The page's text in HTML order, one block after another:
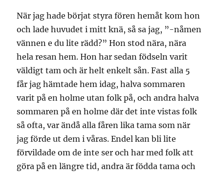
När jag hade börjat styra fören hemåt kom hon
och lade huvudet i mitt knä, så sa jag, ”-nåmen
vännen e du lite rädd?” Hon stod nära, nära
hela resan hem. Hon har sedan födseln varit
väldigt tam och är helt enkelt sån. Fast alla 5
får jag hämtade hem idag, halva sommaren
varit på en holme utan folk på, och andra halva
sommaren på en holme där det inte vistas folk
så ofta, var ändå alla fåren lika tama som när
jag förde ut dem i våras. Endel kan bli lite
förvildade om de inte ser och har med folk att
göra på en längre tid, andra är födda tama och